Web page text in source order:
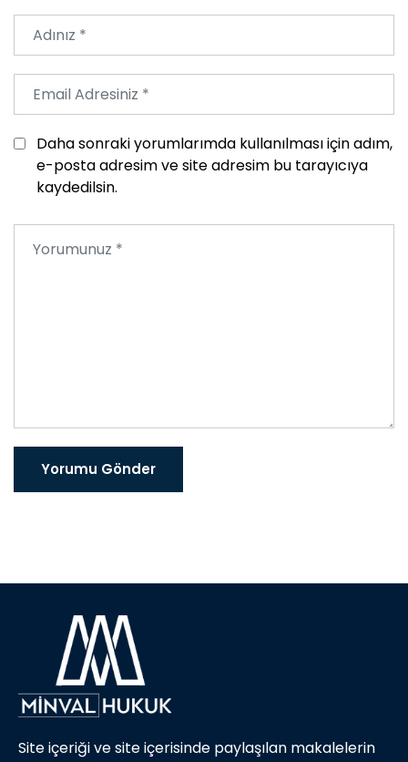
Daha sonraki yorumlarımda kullanılması için adım,
e-posta adresim ve site adresim bu tarayıcıya
kaydedilsin.
Yorumu Gönder
Site içeriği ve site içerisinde paylaşılan makalelerin